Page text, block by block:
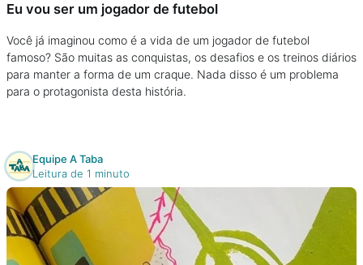
Eu vou ser um jogador de futebol
Você já imaginou como é a vida de um jogador de futebol
famoso? São muitas as conquistas, os desafios e os treinos diários
para manter a forma de um craque. Nada disso é um problema
para o protagonista desta história.
Equipe A Taba
Leitura de 1 minuto